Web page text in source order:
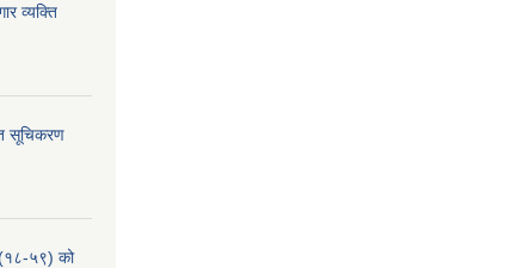
व्यक्ति
सूचिकरण
५९) को